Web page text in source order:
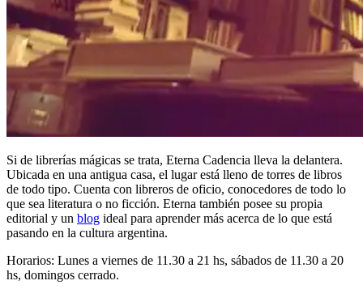
Si de librerías mágicas se trata, Eterna Cadencia lleva la delantera.
Ubicada en una antigua casa, el lugar está lleno de torres de libros
de todo tipo. Cuenta con libreros de oficio, conocedores de todo lo
que sea literatura o no ficción. Eterna también posee su propia
editorial y un blog ideal para aprender más acerca de lo que está
pasando en la cultura argentina.
Horarios: Lunes a viernes de 11.30 a 21 hs, sábados de 11.30 a 20
hs, domingos cerrado.